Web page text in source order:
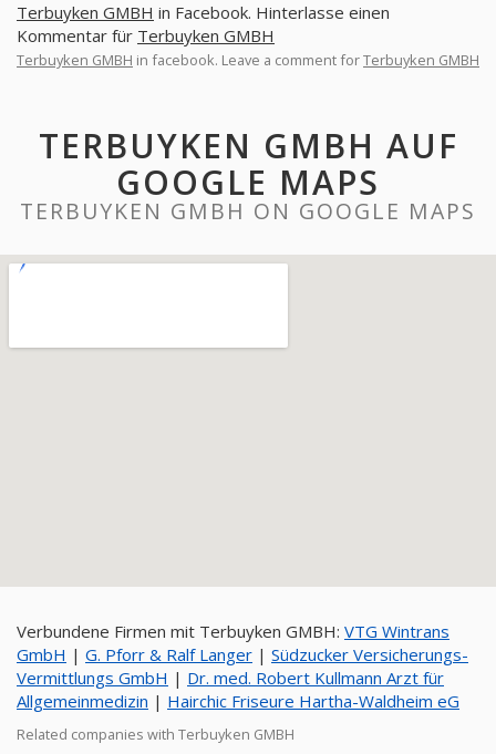
Terbuyken GMBH in Facebook. Hinterlasse einen
Kommentar für Terbuyken GMBH
Terbuyken GMBH in facebook. Leave a comment forTerbuyken GMBH
TERBUYKEN GMBH AUF
GOOGLE MAPS
TERBUYKEN GMBH ON GOOGLE MAPS
Verbundene Firmen mit Terbuyken GMBH: VTG Wintrans
GmbH | G. Pforr & Ralf Langer | Südzucker Versicherungs-
Vermittlungs GmbH | Dr. med. Robert Kullmann Arzt für
Allgemeinmedizin | Hairchic Friseure Hartha-Waldheim eG
Related companies with Terbuyken GMBH